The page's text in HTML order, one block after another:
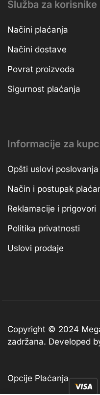
Služba za korisnike
Načini plaćanja
Načini dostave
Povrat proizvoda
Sigurnost plaćanja
Informacije za
Opšti uslovi poslovanja
Način i postupak
Reklamacije i prigovori
Politika privatnosti
Uslovi prodaje
Copyright © 2024
zadržana. Developed
Opcije Plaćanja